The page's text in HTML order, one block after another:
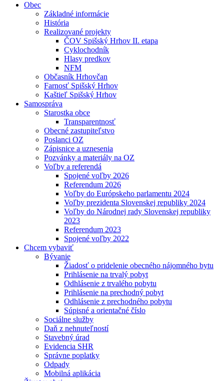
Obec
Základné informácie
História
Realizované projekty
ČOV Spišský Hrhov II. etapa
Cyklochodník
Hlasy predkov
NFM
Občasník Hrhovčan
Farnosť Spišský Hrhov
Kaštieľ Spišský Hrhov
Samospráva
Starostka obce
Transparentnosť
Obecné zastupiteľstvo
Poslanci OZ
Zápisnice a uznesenia
Pozvánky a materiály na OZ
Voľby a referendá
Spojené voľby 2026
Referendum 2026
Voľby do Európskeho parlamentu 2024
Voľby prezidenta Slovenskej republiky 2024
Voľby do Národnej rady Slovenskej republiky
2023
Referendum 2023
Spojené voľby 2022
Chcem vybaviť
Bývanie
Žiadosť o pridelenie obecného nájomného bytu
Prihlásenie na trvalý pobyt
Odhlásenie z trvalého pobytu
Prihlásenie na prechodný pobyt
Odhlásenie z prechodného pobytu
Súpisné a orientačné číslo
Sociálne služby
Daň z nehnuteľností
Stavebný úrad
Evidencia SHR
Správne poplatky
Odpady
Mobilná aplikácia